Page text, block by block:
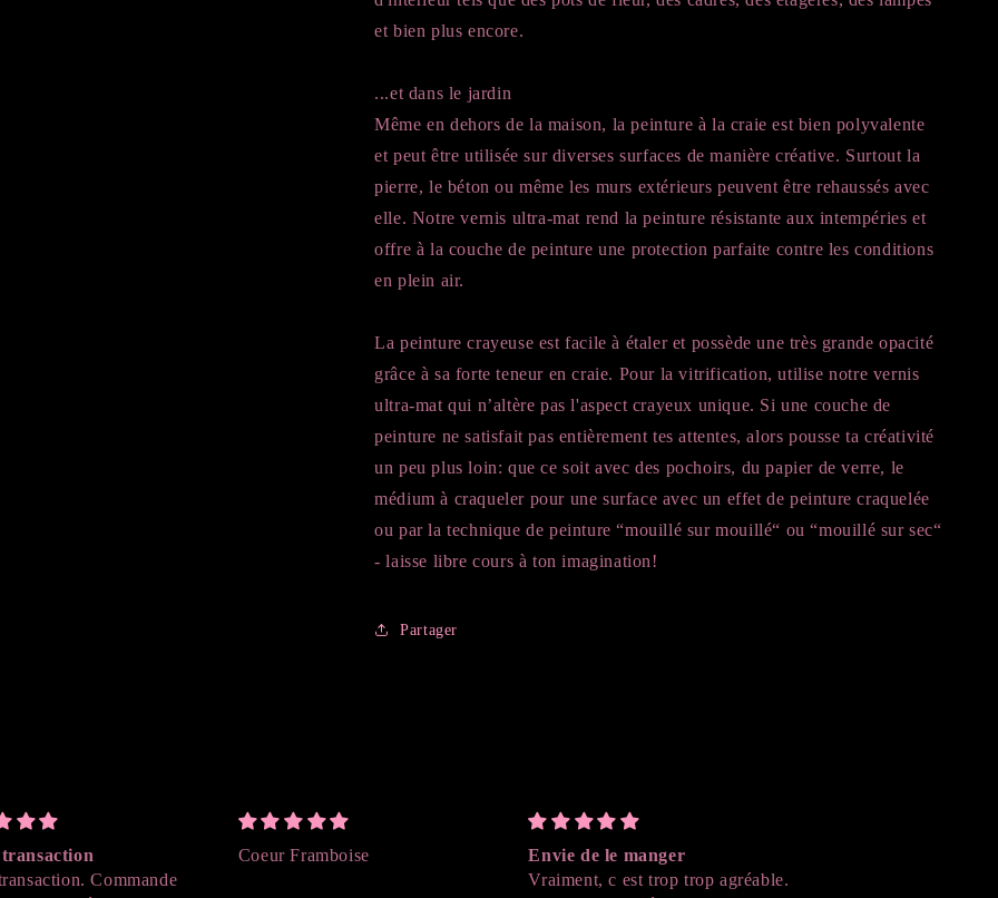
et bien plus encore.
...et dans le jardin
Même en dehors de la maison, la peinture à la craie est bien polyvalente
et peut être utilisée sur diverses surfaces de manière créative. Surtout la
pierre, le béton ou même les murs extérieurs peuvent être rehaussés avec
elle. Notre vernis ultra-mat rend la peinture résistante aux intempéries et
offre à la couche de peinture une protection parfaite contre les conditions
en plein air.
La peinture crayeuse est facile à étaler et possède une très grande opacité
grâce à sa forte teneur en craie. Pour la vitrification, utilise notre vernis
ultra-mat qui n’altère pas l'aspect crayeux unique. Si une couche de
peinture ne satisfait pas entièrement tes attentes, alors pousse ta créativité
un peu plus loin: que ce soit avec des pochoirs, du papier de verre, le
médium à craqueler pour une surface avec un effet de peinture craquelée
ou par la technique de peinture “mouillé sur mouillé“ ou “mouillé sur sec“
- laisse libre cours à ton imagination!
Partager
Commande
Coeur Framboise
Envie de le manger
Vraiment, c est trop trop agréable.